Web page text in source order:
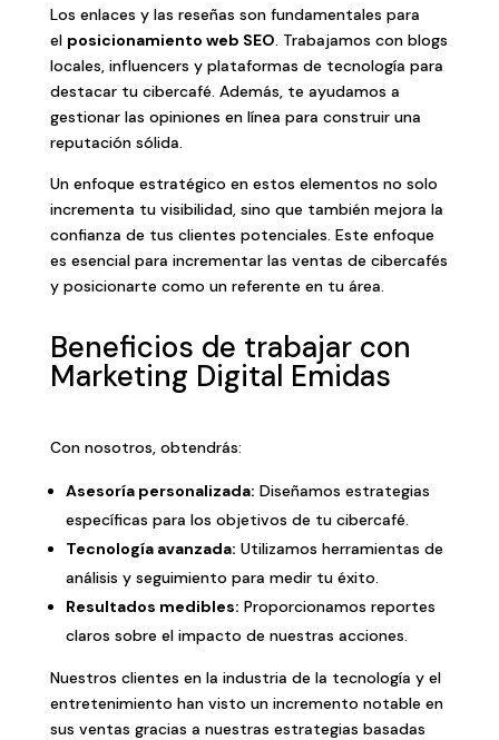
Los enlaces y las reseñas son fundamentales para
el posicionamiento web SEO. Trabajamos con blogs
locales, influencers y plataformas de tecnología para
destacar tu cibercafé. Además, te ayudamos a
gestionar las opiniones en línea para construir una
reputación sólida.
Un enfoque estratégico en estos elementos no solo
incrementa tu visibilidad, sino que también mejora la
confianza de tus clientes potenciales. Este enfoque
es esencial para incrementar las ventas de cibercafés
y posicionarte como un referente en tu área.
Beneficios de trabajar con
Marketing Digital Emidas
Con nosotros, obtendrás:
Asesoría personalizada: Diseñamos estrategias
específicas para los objetivos de tu cibercafé.
Tecnología avanzada: Utilizamos herramientas de
análisis y seguimiento para medir tu éxito.
Resultados medibles: Proporcionamos reportes
claros sobre el impacto de nuestras acciones.
Nuestros clientes en la industria de la tecnología y el
entretenimiento han visto un incremento notable en
sus ventas gracias a nuestras estrategias basadas